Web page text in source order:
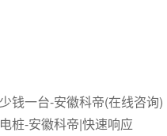
钱一台-安徽科帝(在线咨询)
桩-安徽科帝|快速响应